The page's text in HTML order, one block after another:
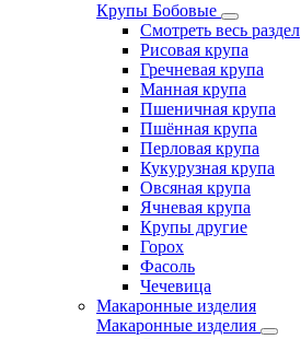
Крупы Бобовые
Смотреть весь раздел
Рисовая крупа
Гречневая крупа
Манная крупа
Пшеничная крупа
Пшённая крупа
Перловая крупа
Кукурузная крупа
Овсяная крупа
Ячневая крупа
Крупы другие
Горох
Фасоль
Чечевица
Макаронные изделия
Макаронные изделия